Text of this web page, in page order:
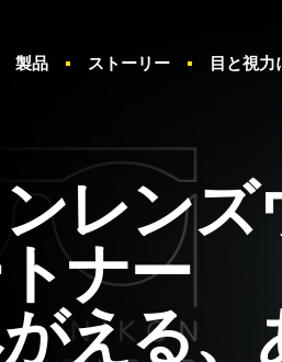
製品 ストーリー 目と視力
レンズ
ナー
える、